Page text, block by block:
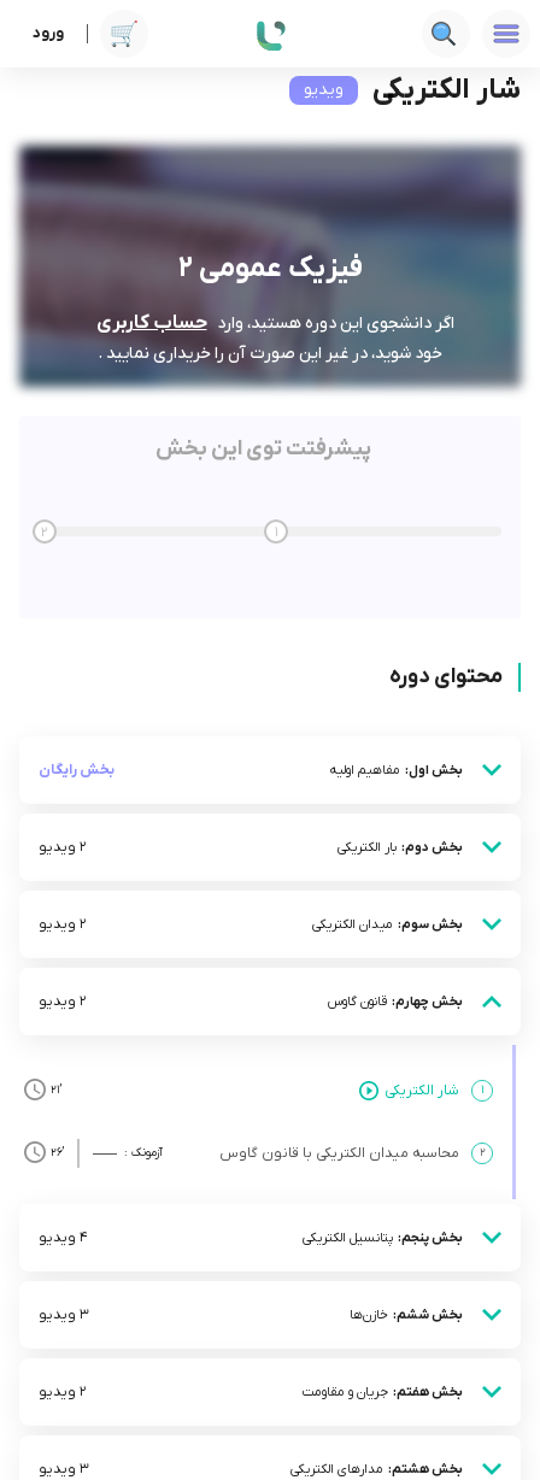
ورود دوره ها فنی‌ومهندسی
شار الکتریکی ویدیو
فیزیک عمومی 2
اگر دانشجوی این دوره هستید، وارد حساب کاربری
خود شوید، در غیر این صورت آن را خریداری نمایید .
پیشرفتت توی این بخش
1
2
محتوای دوره
بخش اول: مفاهیم اولیه بخش رایگان
بخش دوم: بار الکتریکی 2 ویدیو
بخش سوم: میدان الکتریکی 2 ویدیو
بخش چهارم: قانون گاوس 2 ویدیو
۱ شار الکتریکی ’21
۲ محاسبه میدان الکتریکی با قانون گاوس آزمونک : ’26
بخش پنجم: پتانسیل الکتریکی 4 ویدیو
بخش ششم: خازن‌ها 3 ویدیو
بخش هفتم: جریان و مقاومت 2 ویدیو
بخش هشتم: مدار‌های الکتریکی 3 ویدیو